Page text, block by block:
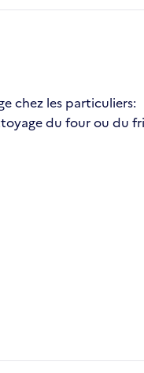
chez les particuliers:
du four ou du